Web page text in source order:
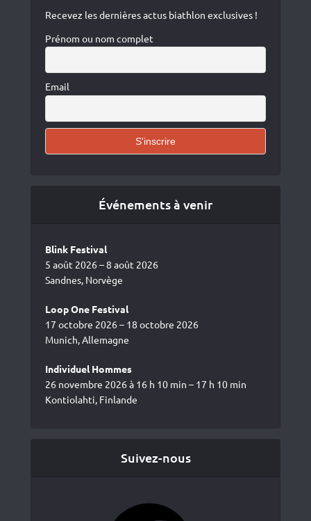
Recevez les dernières actus biathlon exclusives !
Prénom ou nom complet
Email
Événements à venir
Blink Festival
5 août 2026 – 8 août 2026
Sandnes, Norvège
Loop One Festival
17 octobre 2026 – 18 octobre 2026
Munich, Allemagne
Individuel Hommes
26 novembre 2026 à 16 h 10 min – 17 h 10 min
Kontiolahti, Finlande
Suivez-nous